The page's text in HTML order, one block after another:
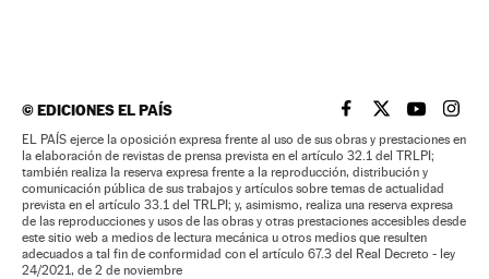
©EDICIONES EL PAÍS EL PAÍS BRASIL EN
EL PAÍSEL PAÍS
EL
EL PAÍS ejerce la oposición expresa frente al uso de sus obras y prestaciones en
la elaboración de revistas de prensa prevista en el artículo 32.1 del TRLPI;
también realiza la reserva expresa frente a la reproducción, distribución y
comunicación pública de sus trabajos y artículos sobre temas de actualidad
prevista en el artículo 33.1 del TRLPI; y, asimismo, realiza una reserva expresa
de las reproducciones y usos de las obras y otras prestaciones accesibles desde
este sitio web a medios de lectura mecánica u otros medios que resulten
adecuados a tal fin de conformidad con el artículo 67.3 del Real Decreto - ley
24/2021, de 2 de noviembre